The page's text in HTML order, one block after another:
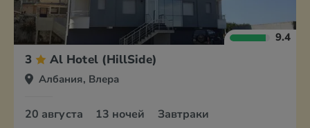
9.4
3 Al Hotel (HillSide)
Албания, Влера
20 августа 13 ночей Завтраки